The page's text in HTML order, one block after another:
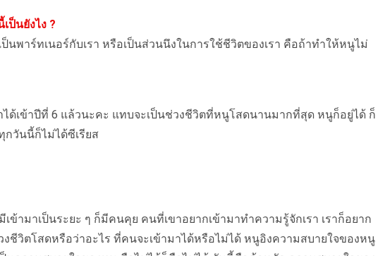
ป็นยังไง ?
ป็นพาร์ทเนอร์กับเรา หรือเป็นส่วนนึงในการใช้ชีวิตของเรา คือถ้าทำให้หนูไม่
ได้เข้าปีที่ 6 แล้วนะคะ แทบจะเป็นช่วงชีวิตที่หนูโสดนานมากที่สุด หนูก็อยู่ได้ ก็
กวันนี้ก็ไม่ได้ซีเรียส
ข้ามาเป็นระยะ ๆ ก็มีคนคุย คนที่เขาอยากเข้ามาทำความรู้จักเรา เราก็อยาก
งชีวิตโสดหรือว่าอะไร ที่คนจะเข้ามาได้หรือไม่ได้ หนูอิงความสบายใจของหนู